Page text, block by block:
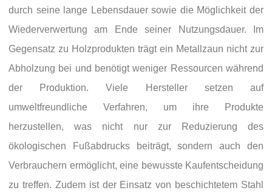
durch seine lange Lebensdauer sowie die Möglichkeit der
Wiederverwertung am Ende seiner Nutzungsdauer. Im
Gegensatz zu Holzprodukten trägt ein Metallzaun nicht zur
Abholzung bei und benötigt weniger Ressourcen während
der Produktion. Viele Hersteller setzen auf
umweltfreundliche Verfahren, um ihre Produkte
herzustellen, was nicht nur zur Reduzierung des
ökologischen Fußabdrucks beiträgt, sondern auch den
Verbrauchern ermöglicht, eine bewusste Kaufentscheidung
zu treffen. Zudem ist der Einsatz von beschichtetem Stahl